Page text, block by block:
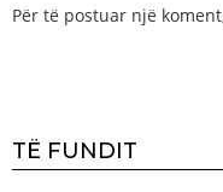
Për të postuar një
TË FUNDIT